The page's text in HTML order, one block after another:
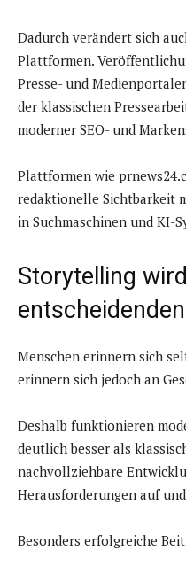
Dadurch verändert sich
Plattformen.
Presse- und
der klassischen
moderner SEO- und
Plattformen wie
redaktionelle Sichtbarkeit
in Suchmaschinen und KI-
Storytelling
Menschen erinnern sich
erinnern sich jedoch an
Deshalb funktionieren
deutlich besser als
nachvollziehbare
Herausforderungen auf
Besonders erfolgreiche